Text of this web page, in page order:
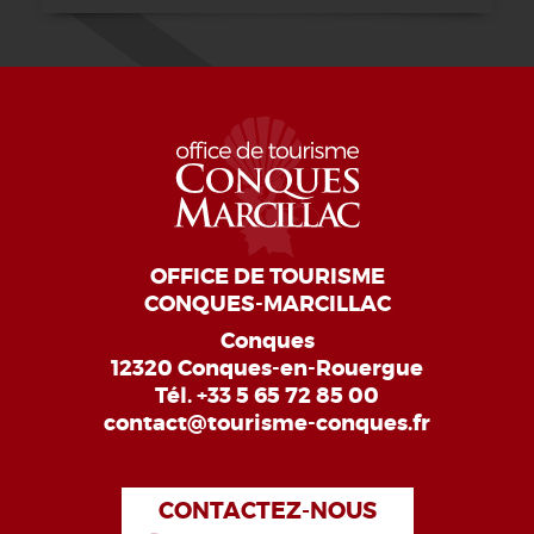
OFFICE DE TOURISME
CONQUES-MARCILLAC
Conques
12320 Conques-en-Rouergue
Tél.+33 5 65 72 85 00
contact@tourisme-conques.fr
CONTACTEZ-NOUS